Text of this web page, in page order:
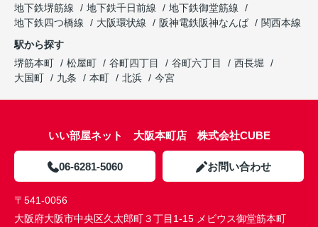
地下鉄堺筋線
地下鉄千日前線
地下鉄御堂筋線
地下鉄四つ橋線
大阪環状線 阪神電鉄阪神なんば
関西本線
駅から探す
堺筋本町
松屋町 谷町四丁目 谷町六丁目
西長堀
大国町
九条 本町 北浜 今宮
いい部屋ネット 大阪本町店 株式会社CUBE
06-6281-5060 お問い合わせ
〒541-0056
大阪府大阪市中央区久太郎町３丁目1-15 メビウス御堂筋本町